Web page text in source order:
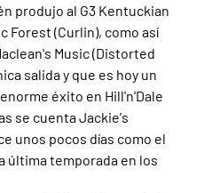
produjo al G3 Kentuckian
Forest (Curlin), como así
Music (Distorted
salida y que es hoy un
éxito en Hill'n'Dale
se cuenta Jackie's
unos pocos días como el
última temporada en los